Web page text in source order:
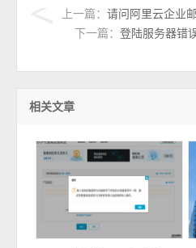
上一篇： 请问阿里云企业
下一篇： 登陆服务器错
相关文章